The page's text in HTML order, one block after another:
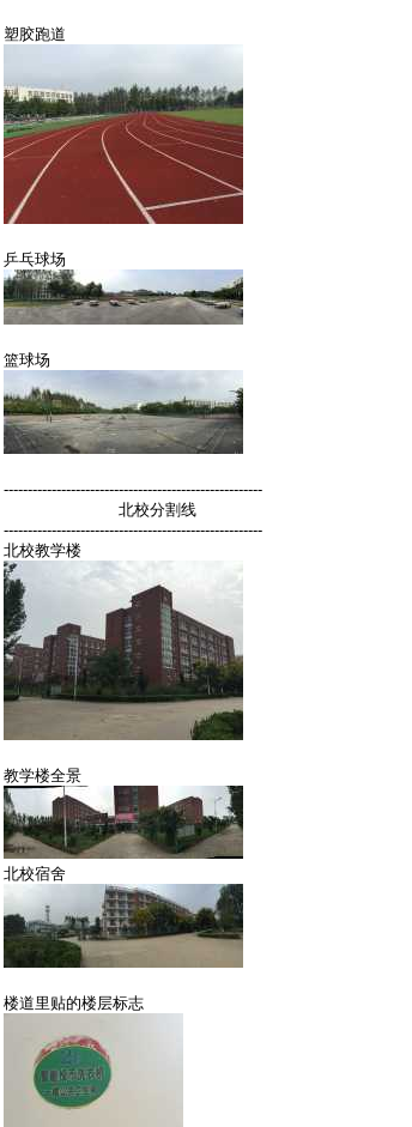
塑胶跑道
乒乓球场
篮球场
------------------------------------------------------
北校分割线
------------------------------------------------------
北校教学楼
教学楼全景
北校宿舍
楼道里贴的楼层标志